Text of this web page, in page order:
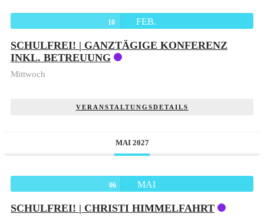
10 FEB.
SCHULFREI! | GANZTÄGIGE KONFERENZ
INKL. BETREUUNG
Mittwoch
VERANSTALTUNGSDETAILS
MAI 2027
06 MAI
SCHULFREI! | CHRISTI HIMMELFAHRT